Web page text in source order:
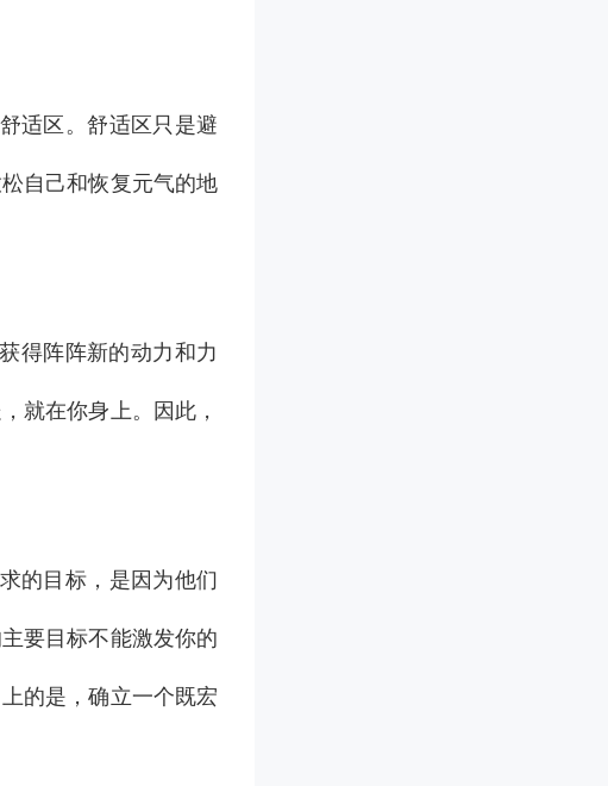
适区。舒适区只是避
自己和恢复元气的地
得阵阵新的动力和力
就在你身上。因此，
的目标，是因为他们
要目标不能激发你的
的是，确立一个既宏